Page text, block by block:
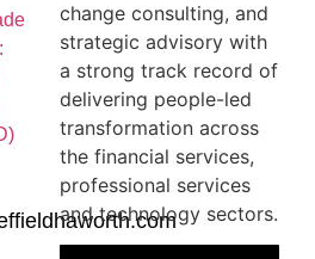
change consulting, and
strategic advisory with
a strong track record of
delivering people-led
transformation across
the financial services,
professional services
and technology sectors.